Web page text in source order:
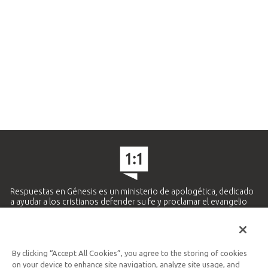
Respuestas en Génesis es un ministerio de apologética, dedicado
a ayudar a los cristianos defender su fe y proclamar el evangelio
Ministerio Hispano y Latinoamericano
By clicking “Accept All Cookies”, you agree to the storing of cookies
on your device to enhance site navigation, analyze site usage, and